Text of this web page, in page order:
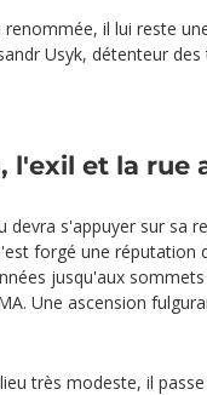
il lui reste
Usyk, détenteur
l'exil et la rue
devra s'appuyer sur sa
forgé une réputation
jusqu'aux sommets
Une ascension
très modeste, il